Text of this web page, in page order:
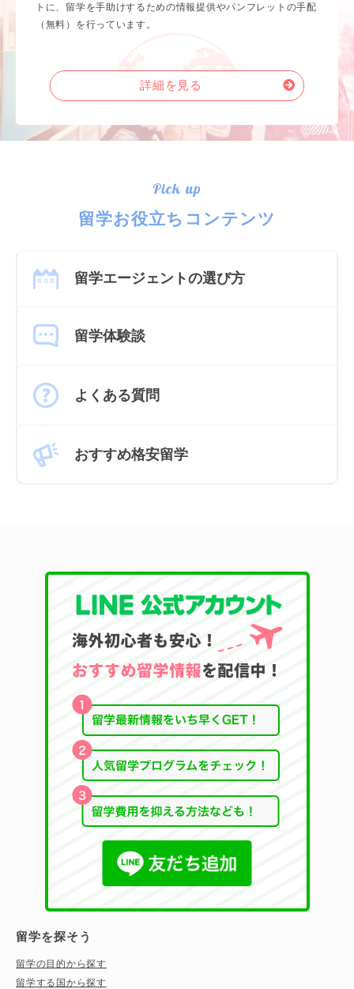
トに、留学を手助けするための情報提供やパンフレットの手配
（無料）を行っています。
詳細を見る
Pick up
留学お役立ちコンテンツ
留学エージェントの選び方
留学体験談
よくある質問
おすすめ格安留学
留学を探そう
留学の目的から探す
留学する国から探す